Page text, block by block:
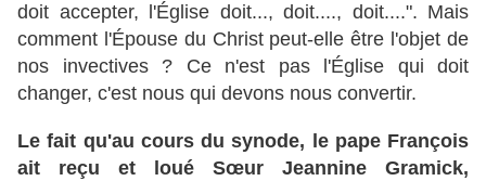
doit accepter, l'Église doit..., doit...., doit....". Mais
comment l'Épouse du Christ peut-elle être l'objet de
nos invectives ? Ce n'est pas l'Église qui doit
changer, c'est nous qui devons nous convertir.
Le fait qu'au cours du synode, le pape François
ait reçu et loué Sœur Jeannine Gramick,